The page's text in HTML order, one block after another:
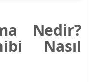
Nedir?
Nasıl